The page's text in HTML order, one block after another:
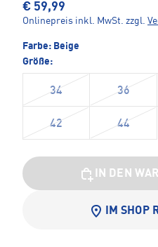
€ 59,99
Onlinepreis inkl. MwSt. zzgl.
Farbe: Beige
Größe:
34 36
42 44
IN DEN
IM SHOP